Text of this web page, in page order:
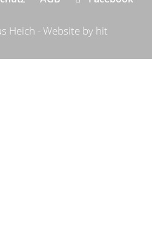
Heich -Website by hit